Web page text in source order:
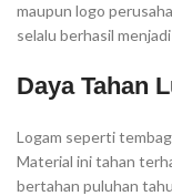
maupun logo
selalu berhasil
Daya Tahan
Logam seperti
Material ini tahan
bertahan puluhan